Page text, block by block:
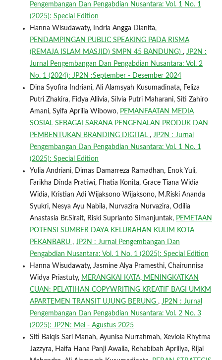
Pengembangan Dan Pengabdian Nusantara: Vol. 1 No. 1
(2025): Special Edition
Hanna Wisudawaty, Indria Angga Dianita,
PENDAMPINGAN PUBLIC SPEAKING PADA RISMA
(REMAJA ISLAM MASJID) SMPN 45 BANDUNG) , JP2N :
Jurnal Pengembangan Dan Pengabdian Nusantara: Vol. 2
No. 1 (2024): JP2N :September - Desember 2024
Dina Syofira Indriani, Ali Alamsyah Kusumadinata, Feliza
Putri Zhakira, Fidya Allivia, Silvia Putri Maharani, Siti Zahiro
Amani, Syifa Aprilia Wibowo, PEMANFAATAN MEDIA
SOSIAL SEBAGAI SARANA PENGENALAN PRODUK DAN
PEMBENTUKAN BRANDING DIGITAL , JP2N : Jurnal
Pengembangan Dan Pengabdian Nusantara: Vol. 1 No. 1
(2025): Special Edition
Yulia Andriani, Dimas Damarreza Ramadhan, Enok Yuli,
Farikha Dinda Pratiwi, Fhatia Konita, Grace Tiana Widia
Widia, Kristian Adi Wijaksono Wijaksono, M.Riski Ananda
Syukri, Nesya Ayu Nabila, Nurvazira Nurvazira, Odilia
Anastasia Br.Sirait, Riski Suprianto Simanjuntak, PEMETAAN
POTENSI SUMBER DAYA KELURAHAN KULIM KOTA
PEKANBARU , JP2N : Jurnal Pengembangan Dan
Pengabdian Nusantara: Vol. 1 No. 1 (2025): Special Edition
Hanna Wisudawaty, Jasmine Alya Pramesthi, Chairunnisa
Widya Priastuty, MERANGKAI KATA, MENINGKATKAN
CUAN: PELATIHAN COPYWRITING KREATIF BAGI UMKM
APARTEMEN TRANSIT UJUNG BERUNG , JP2N : Jurnal
Pengembangan Dan Pengabdian Nusantara: Vol. 2 No. 3
(2025): JP2N: Mei - Agustus 2025
Siti Balqis Sari Manah, Ayunisa Nurrahmah, Xeviola Rhytma
Jazzyra, Haifa Hana Panji Awalia, Rehabibah Apriliya, Rijal